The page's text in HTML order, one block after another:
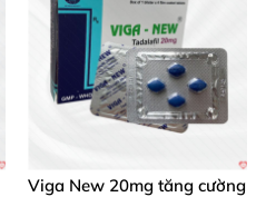
Viga New 20mg tăng cường